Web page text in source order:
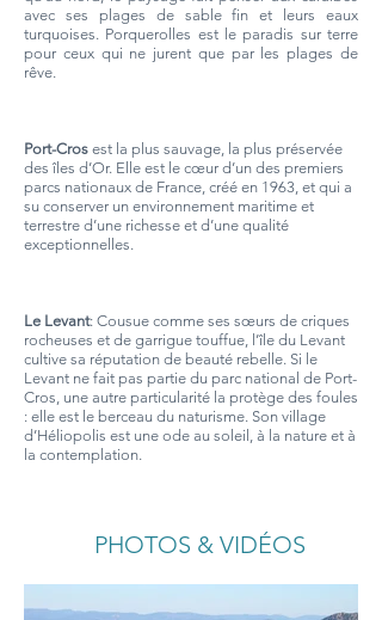
avec ses plages de sable fin et leurs eaux
turquoises. Porquerolles est le paradis sur terre
pour ceux qui ne jurent que par les plages de
rêve.
Port-Cros est la plus sauvage, la plus préservée
des îles d’Or. Elle est le cœur d’un des premiers
parcs nationaux de France, créé en 1963, et qui a
su conserver un environnement maritime et
terrestre d’une richesse et d’une qualité
exceptionnelles.
Le Levant: Cousue comme ses sœurs de criques
rocheuses et de garrigue touffue, l’île du Levant
cultive sa réputation de beauté rebelle. Si le
Levant ne fait pas partie du parc national de Port-
Cros, une autre particularité la protège des foules
: elle est le berceau du naturisme. Son village
d’Héliopolis est une ode au soleil, à la nature et à
la contemplation.
PHOTOS & VIDÉOS